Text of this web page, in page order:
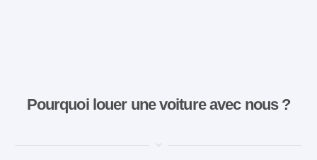
Pourquoi louer une voiture avec nous ?